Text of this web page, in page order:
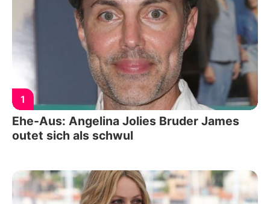
1
Ehe-Aus: Angelina Jolies Bruder James
outet sich als schwul